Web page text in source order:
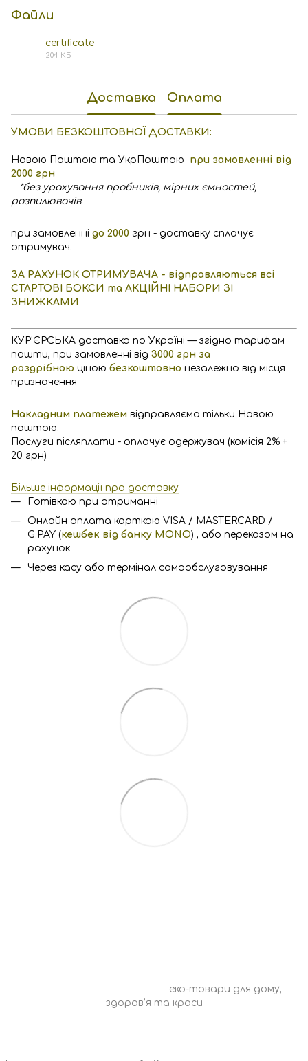
Файли
certificate
204 КБ
Доставка Оплата
УМОВИ БЕЗКОШТОВНОЇ ДОСТАВКИ:
Новою Поштою та УкрПоштою при замовленні від
2000 грн
*без урахування пробників, мірних ємностей,
розпилювачів
при замовленні до 2000 грн - доставку сплачує
отримувач.
ЗА РАХУНОК ОТРИМУВАЧА - відправляються всі
СТАРТОВІ БОКСИ та АКЦІЙНІ НАБОРИ ЗІ
ЗНИЖКАМИ
КУР'ЄРСЬКА доставка по Україні — згідно тарифам
пошти, при замовленні від 3000 грн за
роздрібною ціною безкоштовно незалежно від місця
призначення
Накладним платежем відправляємо тільки Новою
поштою.
Послуги післяплати - оплачує одержувач (комісія 2% +
20 грн)
Більше інформації про доставку
Готівкою при отриманні
Онлайн оплата карткою VISA / MASTERCARD /
G.PAY (кешбек від банку MONO) , або переказом на
рахунок
Через касу або термінал самообслуговування
еко-товари для дому,
здоров’я та краси